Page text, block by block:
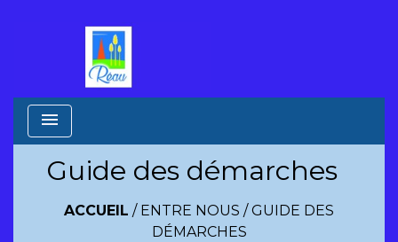
menu
Guide des démarches
ACCUEIL / ENTRE NOUS /GUIDE DES
DÉMARCHES